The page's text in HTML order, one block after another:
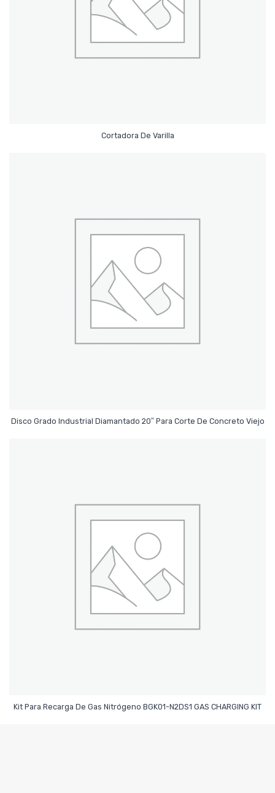
Cortadora De Varilla
Disco Grado Industrial Diamantado 20″ Para Corte De Concreto Viejo
Kit Para Recarga De Gas Nitrógeno BGK01-N2DS1 GAS CHARGING KIT